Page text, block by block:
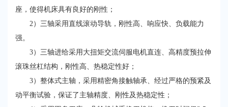
座，使得机床具有良好的刚性；
2）三轴采用直线滚动导轨，刚性高、响应快、负载能力
强。
3）三轴进给采用大扭矩交流伺服电机直连、高精度预拉伸
滚珠丝杠结构，刚性高、热稳定性好；
3）整体式主轴，采用精密角接触轴承、经过严格的预紧及
动平衡试验，保证了主轴精度、刚性及热稳定性；